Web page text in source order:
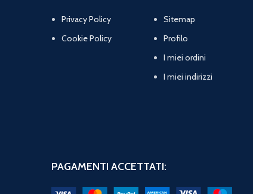
Privacy Policy
Cookie Policy
Sitemap
Profilo
I miei ordini
I miei indirizzi
PAGAMENTI ACCETTATI: